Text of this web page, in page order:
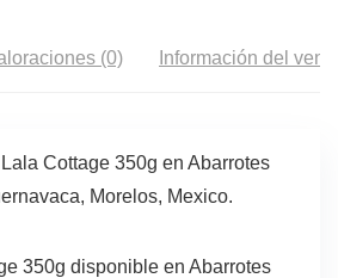
(0) Información del
Cottage 350g en Abarrotes
Morelos, Mexico.
350g disponible en Abarrotes